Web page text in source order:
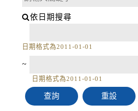
依日期搜尋
日期格式為2011-01-01
~
日期格式為2011-01-01